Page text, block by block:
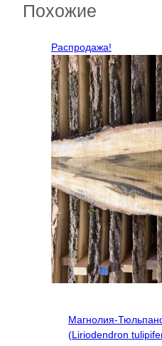
Похожие
Распродажа!
Магнолия-
(Liriodendron